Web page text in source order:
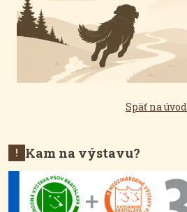
Späť na úvod
! Kam na výstavu?